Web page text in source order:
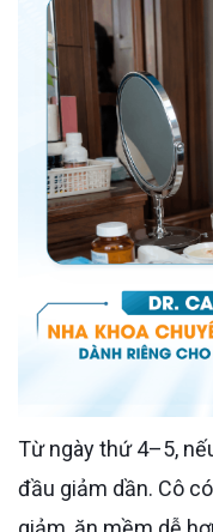
Từ ngày thứ 4–5, nếu mọi thứ thuận lợi, sưng nên bắt
đầu giảm dần. Cô